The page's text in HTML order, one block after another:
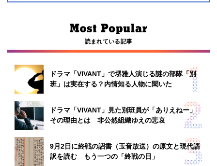
読まれている記事
ドラマ「VIVANT」で堺雅人演じる謎の部隊「別
班」は実在する？内情知る人物に聞いた
ドラマ「VIVANT」見た別班員が「ありえねー」
その理由とは 非公然組織ゆえの悲哀
9月2日に終戦の詔書（玉音放送）の原文と現代語
訳を読む もう一つの「終戦の日」